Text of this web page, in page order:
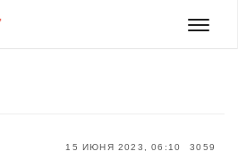
Меню
15 ИЮНЯ 2023, 06:10 3059